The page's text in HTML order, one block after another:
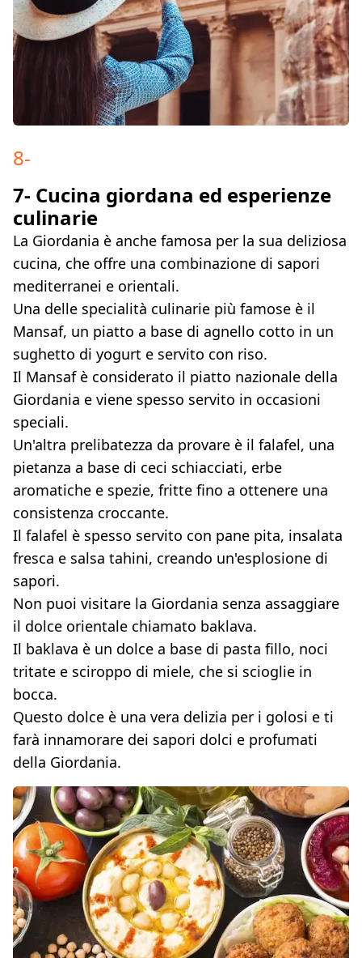
8-
7- Cucina giordana ed esperienze
culinarie
La Giordania è anche famosa per la sua deliziosa
cucina, che offre una combinazione di sapori
mediterranei e orientali.
Una delle specialità culinarie più famose è il
Mansaf, un piatto a base di agnello cotto in un
sughetto di yogurt e servito con riso.
Il Mansaf è considerato il piatto nazionale della
Giordania e viene spesso servito in occasioni
speciali.
Un'altra prelibatezza da provare è il falafel, una
pietanza a base di ceci schiacciati, erbe
aromatiche e spezie, fritte fino a ottenere una
consistenza croccante.
Il falafel è spesso servito con pane pita, insalata
fresca e salsa tahini, creando un'esplosione di
sapori.
Non puoi visitare la Giordania senza assaggiare
il dolce orientale chiamato baklava.
Il baklava è un dolce a base di pasta fillo, noci
tritate e sciroppo di miele, che si scioglie in
bocca.
Questo dolce è una vera delizia per i golosi e ti
farà innamorare dei sapori dolci e profumati
della Giordania.